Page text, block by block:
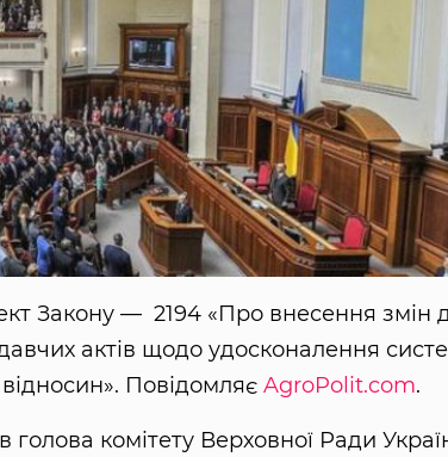
Закону — 2194 «Про внесення змін
актів щодо удосконалення
Повідомляє AgroPolit.com.
комітету Верховної Ради